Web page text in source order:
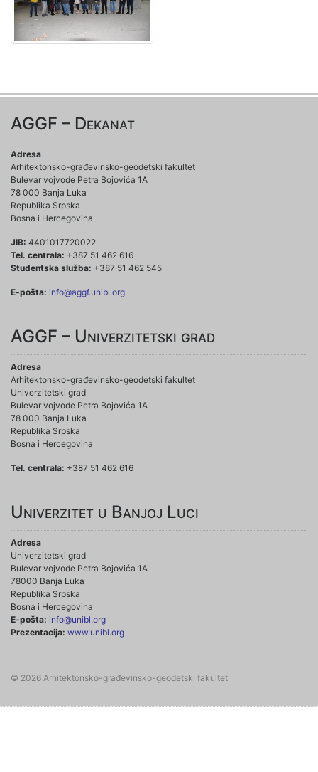
AGGF – Dekanat
Adresa
Arhitektonsko-građevinsko-geodetski fakultet
Bulevar vojvode Petra Bojovića 1A
78 000 Banja Luka
Republika Srpska
Bosna i Hercegovina
JIB: 4401017720022
Tel. centrala: +387 51 462 616
Studentska služba: +387 51 462 545
E-pošta: info@aggf.unibl.org
AGGF – Univerzitetski grad
Adresa
Arhitektonsko-građevinsko-geodetski fakultet
Univerzitetski grad
Bulevar vojvode Petra Bojovića 1A
78 000 Banja Luka
Republika Srpska
Bosna i Hercegovina
Tel. centrala: +387 51 462 616
Univerzitet u Banjoj Luci
Adresa
Univerzitetski grad
Bulevar vojvode Petra Bojovića 1A
78000 Banja Luka
Republika Srpska
Bosna i Hercegovina
E-pošta: info@unibl.org
Prezentacija: www.unibl.org
© 2026 Arhitektonsko-građevinsko-geodetski fakultet